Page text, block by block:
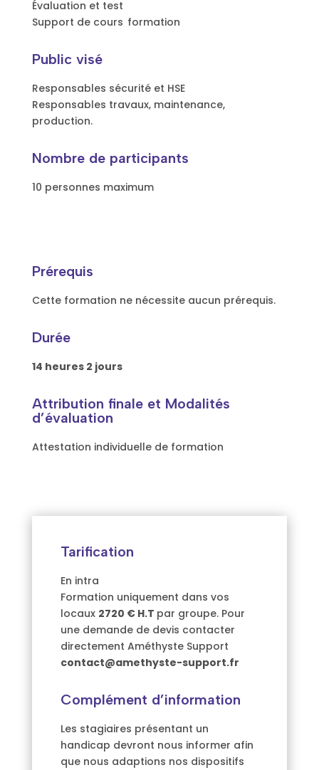
Évaluation et test
Support de cours formation
Public visé
Responsables sécurité et HSE
Responsables travaux, maintenance,
production.
Nombre de participants
10 personnes maximum
Prérequis
Cette formation ne nécessite aucun prérequis.
Durée
14 heures 2 jours
Attribution finale et Modalités
d’évaluation
Attestation individuelle de formation
Tarification
En intra
Formation uniquement dans vos
locaux 2720 € H.T par groupe. Pour
une demande de devis contacter
directement Améthyste Support
contact@amethyste-support.fr
Complément d’information
Les stagiaires présentant un
handicap devront nous informer afin
que nous adaptions nos dispositifs